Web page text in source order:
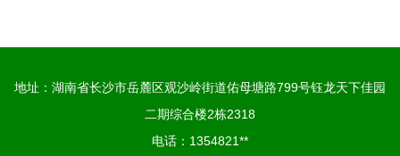
地址：湖南省长沙市岳麓区观沙岭街道佑母塘路799号钰龙天下佳园
二期综合楼2栋2318
电话：1354821**